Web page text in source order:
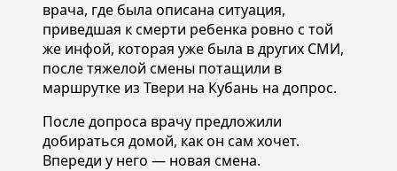
врача, где была описана ситуация,
приведшая к смерти ребенка ровно с той
же инфой, которая уже была в других СМИ,
после тяжелой смены потащили в
маршрутке из Твери на Кубань на допрос.
После допроса врачу предложили
добираться домой, как он сам хочет.
Впереди у него — новая смена.